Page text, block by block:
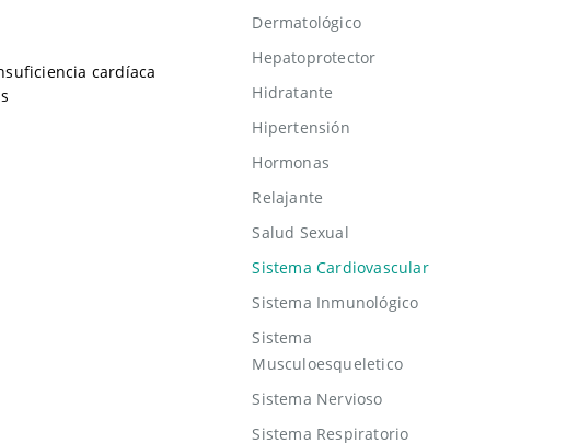
cardíaca
Dermatológico
Hepatoprotector
Hidratante
Hipertensión
Hormonas
Relajante
Salud Sexual
Sistema Cardiovascular
Sistema Inmunológico
Sistema
Musculoesqueletico
Sistema Nervioso
Sistema Respiratorio